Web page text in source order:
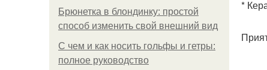
Брюнетка в блондинку: простой
способ изменить свой внешний вид
С чем и как носить гольфы и гетры:
полное руководство
*